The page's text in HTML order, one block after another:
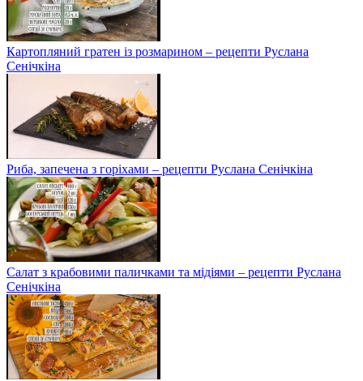
Картопляний гратен із розмарином – рецепти Руслана
Сенічкіна
Риба, запечена з горіхами – рецепти Руслана Сенічкіна
Салат з крабовими паличками та мідіями – рецепти Руслана
Сенічкіна